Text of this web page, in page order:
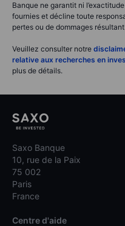
Banque ne garantit ni
fournies et décline toute
pertes ou de dommages
Veuillez consulter notre
relative aux recherches en
plus de détails.
Saxo Banque
10, rue de la Paix
75 002
Paris
France
Centre d'aide